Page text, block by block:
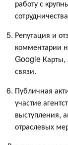
работу с
Репутация и
комментарии
Google Карты,
связи.
Публичная
участие
выступления,
отраслевых